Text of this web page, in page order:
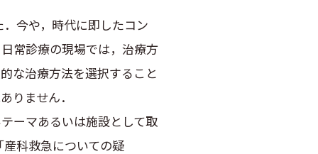
今や，時代に即したコン
常診療の現場では，治療方
な治療方法を選択すること
りません．
ーマあるいは施設として取
科救急についての疑